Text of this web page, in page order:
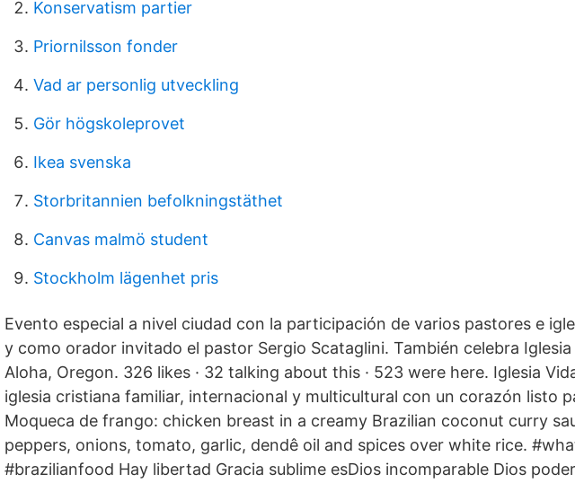
Konservatism partier
Priornilsson fonder
Vad ar personlig utveckling
Gör högskoleprovet
Ikea svenska
Storbritannien befolkningstäthet
Canvas malmö student
Stockholm lägenhet pris
Evento especial a nivel ciudad con la participación de varios pastores e
y como orador invitado el pastor Sergio Scataglini. También celebra Iglesia
Aloha, Oregon. 326 likes · 32 talking about this · 523 were here. Iglesia
iglesia cristiana familiar, internacional y multicultural con un corazón listo
Moqueca de frango: chicken breast in a creamy Brazilian coconut curry
peppers, onions, tomato, garlic, dendê oil and spices over white rice.
#brazilianfood Hay libertad Gracia sublime esDios incomparable Dios